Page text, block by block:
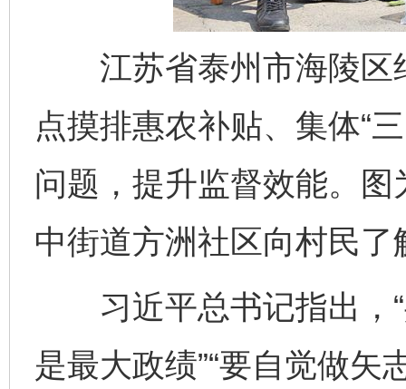
江苏省泰州市海陵区
点摸排惠农补贴、集体“
问题，提升监督效能。
中街道方洲社区向村民
习近平总书记指出，“
是最大政绩”“要自觉做